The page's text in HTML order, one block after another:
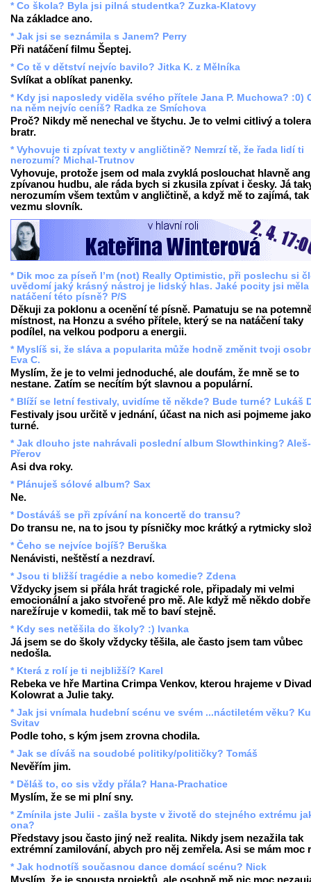
* Co škola? Byla jsi pilná studentka? Zuzka-Klatovy
Na základce ano.
* Jak jsi se seznámila s Janem? Perry
Při natáčení filmu Šeptej.
* Co tě v dětství nejvíc bavilo? Jitka K. z Mělníka
Svlíkat a oblíkat panenky.
* Kdy jsi naposledy viděla svého přítele Jana P. Muchowa? :0)
na něm nejvíc ceníš? Radka ze Smíchova
Proč? Nikdy mě nenechal ve štychu. Je to velmi citlivý a
bratr.
* Vyhovuje ti zpívat texty v angličtině? Nemrzí tě, že řada lidí ti
nerozumí? Michal-Trutnov
Vyhovuje, protože jsem od mala zvyklá poslouchat hlavně
zpívanou hudbu, ale ráda bych si zkusila zpívat i česky. Já
nerozumím všem textům v angličtině, a když mě to zajímá, tak
vezmu slovník.
* Dik moc za píseň I’m (not) Really Optimistic, při poslechu si
uvědomí jaký krásný nástroj je lidský hlas. Jaké pocity jsi měla
natáčení této písně? P/S
Děkuji za poklonu a ocenění té písně. Pamatuju se na
místnost, na Honzu a svého přítele, který se na natáčení taky
podílel, na velkou podporu a energii.
* Myslíš si, že sláva a popularita může hodně změnit tvoji
Eva C.
Myslím, že je to velmi jednoduché, ale doufám, že mně se to
nestane. Zatím se necítím být slavnou a populární.
* Blíží se letní festivaly, uvidíme tě někde? Bude turné? Lukáš
Festivaly jsou určitě v jednání, účast na nich asi pojmeme jako
turné.
* Jak dlouho jste nahrávali poslední album Slowthinking? Aleš-
Přerov
Asi dva roky.
* Plánuješ sólové album? Sax
Ne.
* Dostáváš se při zpívání na koncertě do transu?
Do transu ne, na to jsou ty písničky moc krátký a rytmicky
* Čeho se nejvíce bojíš? Beruška
Nenávisti, neštěstí a nezdraví.
* Jsou ti bližší tragédie a nebo komedie? Zdena
Vždycky jsem si přála hrát tragické role, připadaly mi velmi
emocionální a jako stvořené pro mě. Ale když mě někdo dobře
narežíruje v komedii, tak mě to baví stejně.
* Kdy ses netěšila do školy? :) Ivanka
Já jsem se do školy vždycky těšila, ale často jsem tam vůbec
nedošla.
* Která z rolí je ti nejbližší? Karel
Rebeka ve hře Martina Crimpa Venkov, kterou hrajeme v
Kolowrat a Julie taky.
* Jak jsi vnímala hudební scénu ve svém ...náctiletém věku?
Svitav
Podle toho, s kým jsem zrovna chodila.
* Jak se díváš na soudobé politiky/političky? Tomáš
Nevěřím jim.
* Děláš to, co sis vždy přála? Hana-Prachatice
Myslím, že se mi plní sny.
* Zmínila jste Julii - zašla byste v životě do stejného extrému
ona?
Představy jsou často jiný než realita. Nikdy jsem nezažila tak
extrémní zamilování, abych pro něj zemřela. Asi se mám moc
* Jak hodnotíš současnou dance domácí scénu? Nick